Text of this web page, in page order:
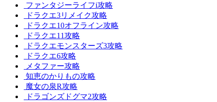
ファンタジーライフi攻略
ドラクエ3リメイク攻略
ドラクエ10オフライン攻略
ドラクエ11攻略
ドラクエモンスターズ3攻略
ドラクエ6攻略
メタファー攻略
知恵のかりもの攻略
魔女の泉R攻略
ドラゴンズドグマ2攻略